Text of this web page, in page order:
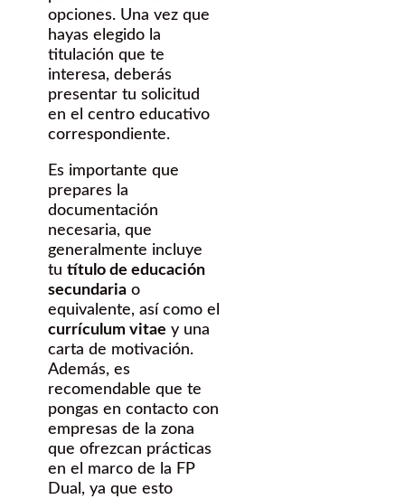
opciones. Una vez que
hayas elegido la
titulación que te
interesa, deberás
presentar tu solicitud
en el centro educativo
correspondiente.
Es importante que
prepares la
documentación
necesaria, que
generalmente incluye
tu título de educación
secundaria o
equivalente, así como el
currículum vitae y una
carta de motivación.
Además, es
recomendable que te
pongas en contacto con
empresas de la zona
que ofrezcan prácticas
en el marco de la FP
Dual, ya que esto